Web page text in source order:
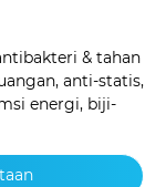
& tahan
anti-statis,
energi, biji-